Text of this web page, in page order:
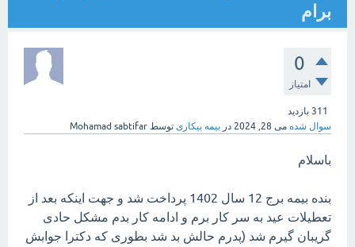
برام
0
امتیاز
311 بازدید
سوال شده می 28, 2024 در بیمه بیکاری توسط Mohamad sabtifar
باسلام
بنده بیمه برج 12 سال 1402 پرداخت شد و جهت اینکه بعد از
تعطیلات عید به سر کار برم و ادامه کار بدم مشکل حادی
گریبان گیرم شد (پدرم حالش بد شد بطوری که دکترا جوابش